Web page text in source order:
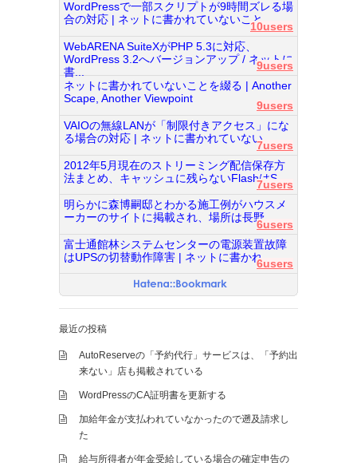
WordPressで一部スクリプトが9時間ズレる場
合の対応 | ネットに書かれていないこと...
10users
WebARENA SuiteXがPHP 5.3に対応、
WordPress 3.2へバージョンアップ / ネットに
書...
9users
ネットに書かれていないことを綴る | Another
Scape, Another Viewpoint
9users
VAIOの無線LANが「制限付きアクセス」にな
る場合の対応 | ネットに書かれていない...
7users
2012年5月現在のストリーミング配信保存方
法まとめ、キャッシュに残らないFlashはS...
7users
明らかに森博嗣邸とわかる施工例がハウスメ
ーカーのサイトに掲載され、場所は長野...
6users
富士通館林システムセンターの電源装置故障
はUPSの切替動作障害 | ネットに書かれ...
6users
最近の投稿
AutoReserveの「予約代行」サービスは、「予約出
来ない」店も掲載されている
WordPressのCA証明書を更新する
加給年金が支払われていなかったので遡及請求し
た
給与所得者が年金受給している場合の確定申告の